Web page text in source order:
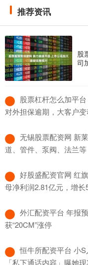
推荐资讯
股
司
股票杠杆怎么加平
对外担保逾期，大客户
无锡股票配资网 新
道、管件、泵阀、法兰等
好股盛配资官网 红
母净利润2.81亿元，增长
外汇配资平台 年报
获“20CM”涨停
恒牛所配资平台 小
「私下通话内容」曝她